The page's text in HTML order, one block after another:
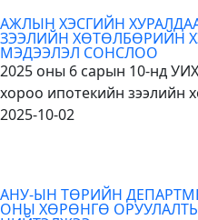
АЖЛЫН ХЭСГИЙН
ЗЭЭЛИЙН ХӨТӨЛБӨРИЙН
МЭДЭЭЛЭЛ СОНСЛОО
2025 оны 6 сарын 10-нд
хороо ипотекийн зээлийн
2025-10-02
АНУ-ЫН ТӨРИЙН
ОНЫ ХӨРӨНГӨ